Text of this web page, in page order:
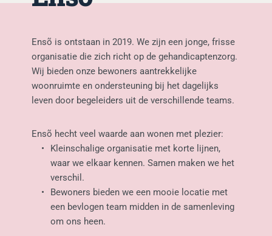
Ensõ is ontstaan in 2019. We zijn een jonge, frisse
organisatie die zich richt op de gehandicaptenzorg.
Wij bieden onze bewoners aantrekkelijke
woonruimte en ondersteuning bij het dagelijks
leven door begeleiders uit de verschillende teams.
Ensõ hecht veel waarde aan wonen met plezier:
Kleinschalige organisatie met korte lijnen,
waar we elkaar kennen. Samen maken we het
verschil.
Bewoners bieden we een mooie locatie met
een bevlogen team midden in de samenleving
om ons heen.